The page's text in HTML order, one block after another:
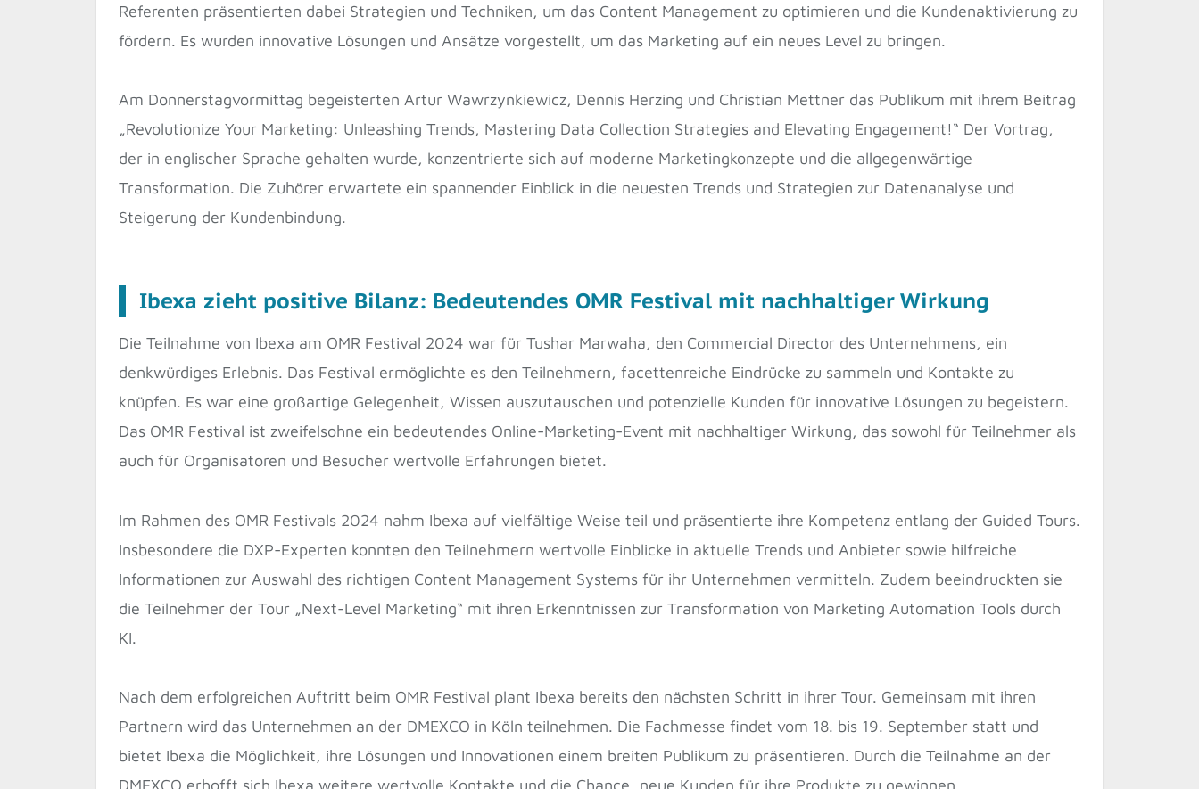
Referenten präsentierten dabei Strategien und Techniken, um das Content Management zu optimieren und die Kundenaktivierung zu
fördern. Es wurden innovative Lösungen und Ansätze vorgestellt, um das Marketing auf ein neues Level zu bringen.
Am Donnerstagvormittag begeisterten Artur Wawrzynkiewicz, Dennis Herzing und Christian Mettner das Publikum mit ihrem Beitrag
„Revolutionize Your Marketing: Unleashing Trends, Mastering Data Collection Strategies and Elevating Engagement!“ Der Vortrag,
der in englischer Sprache gehalten wurde, konzentrierte sich auf moderne Marketingkonzepte und die allgegenwärtige
Transformation. Die Zuhörer erwartete ein spannender Einblick in die neuesten Trends und Strategien zur Datenanalyse und
Steigerung der Kundenbindung.
Ibexa zieht positive Bilanz: Bedeutendes OMR Festival mit nachhaltiger Wirkung
Die Teilnahme von Ibexa am OMR Festival 2024 war für Tushar Marwaha, den Commercial Director des Unternehmens, ein
denkwürdiges Erlebnis. Das Festival ermöglichte es den Teilnehmern, facettenreiche Eindrücke zu sammeln und Kontakte zu
knüpfen. Es war eine großartige Gelegenheit, Wissen auszutauschen und potenzielle Kunden für innovative Lösungen zu begeistern.
Das OMR Festival ist zweifelsohne ein bedeutendes Online-Marketing-Event mit nachhaltiger Wirkung, das sowohl für Teilnehmer als
auch für Organisatoren und Besucher wertvolle Erfahrungen bietet.
Im Rahmen des OMR Festivals 2024 nahm Ibexa auf vielfältige Weise teil und präsentierte ihre Kompetenz entlang der Guided Tours.
Insbesondere die DXP-Experten konnten den Teilnehmern wertvolle Einblicke in aktuelle Trends und Anbieter sowie hilfreiche
Informationen zur Auswahl des richtigen Content Management Systems für ihr Unternehmen vermitteln. Zudem beeindruckten sie
die Teilnehmer der Tour „Next-Level Marketing“ mit ihren Erkenntnissen zur Transformation von Marketing Automation Tools durch
KI.
Nach dem erfolgreichen Auftritt beim OMR Festival plant Ibexa bereits den nächsten Schritt in ihrer Tour. Gemeinsam mit ihren
Partnern wird das Unternehmen an der DMEXCO in Köln teilnehmen. Die Fachmesse findet vom 18. bis 19. September statt und
bietet Ibexa die Möglichkeit, ihre Lösungen und Innovationen einem breiten Publikum zu präsentieren. Durch die Teilnahme an der
DMEXCO erhofft sich Ibexa weitere wertvolle Kontakte und die Chance, neue Kunden für ihre Produkte zu gewinnen.